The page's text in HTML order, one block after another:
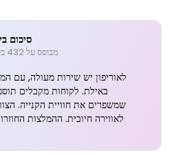
סיכום
מבוסס על 432 ביקורות
לאוריפון יש שירות מעולה, עם
באילת. לקוחות מקבלים
שמשפרים את חוויית הקנייה.
לאווירה חיובית. ההמלצות